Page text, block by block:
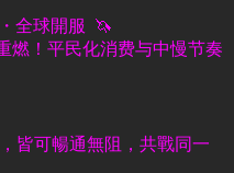
全球開服 🦄
燃！平民化消费与中慢节奏
皆可暢通無阻，共戰同一